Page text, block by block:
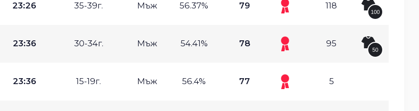
23:26 35-39г. Мъж 56.37% 79 118
100
23:36 30-34г. Мъж 54.41% 78 95
50
23:36 15-19г. Мъж 56.4% 77 5